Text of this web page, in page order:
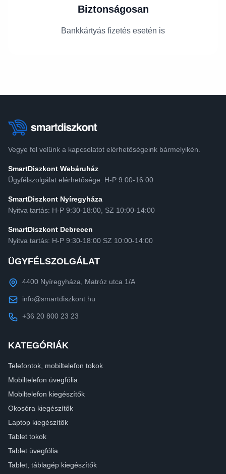
Biztonságosan
Bankkártyás fizetés esetén is
Vegye fel velünk a kapcsolatot elérhetőségeink bármelyikén.
SmartDiszkont Webáruház
Ügyfélszolgálat elérhetősége: H-P 9:00-16:00
SmartDiszkont Nyíregyháza
Nyitva tartás: H-P 9:30-18:00, SZ 10:00-14:00
SmartDiszkont Debrecen
Nyitva tartás: H-P 9:30-18:00 SZ 10:00-14:00
ÜGYFÉLSZOLGÁLAT
4400 Nyíregyháza, Matróz utca 1/A
info@smartdiszkont.hu
+36 20 800 23 23
KATEGÓRIÁK
Telefontok, mobiltelefon tokok
Mobiltelefon üvegfólia
Mobiltelefon kiegészítők
Okosóra kiegészítők
Laptop kiegészítők
Tablet tokok
Tablet üvegfólia
Tablet, táblagép kiegészítők